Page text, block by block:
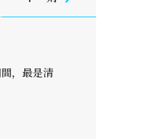
，最是清